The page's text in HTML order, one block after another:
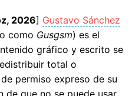
2026] Gustavo Sánchez
como Gusgsm) es el
gráfico y escrito se
total o
permiso expreso de su
de que no se puede usar